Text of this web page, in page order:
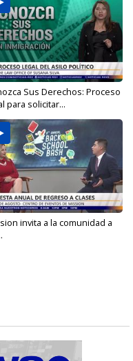
Sus Derechos: Proceso
para solicitar...
invita a la comunidad a